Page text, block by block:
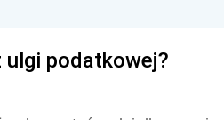
ulgi podatkowej?